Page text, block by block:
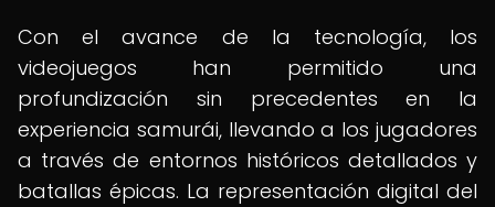
Con el avance de la tecnología, los
videojuegos han permitido una
profundización sin precedentes en la
experiencia samurái, llevando a los jugadores
a través de entornos históricos detallados y
batallas épicas. La representación digital del